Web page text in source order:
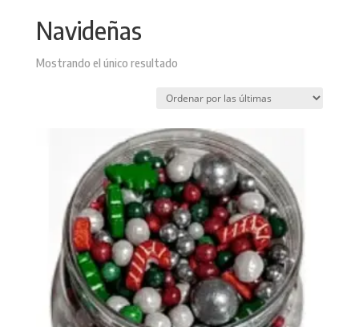
Navideñas
Mostrando el único resultado